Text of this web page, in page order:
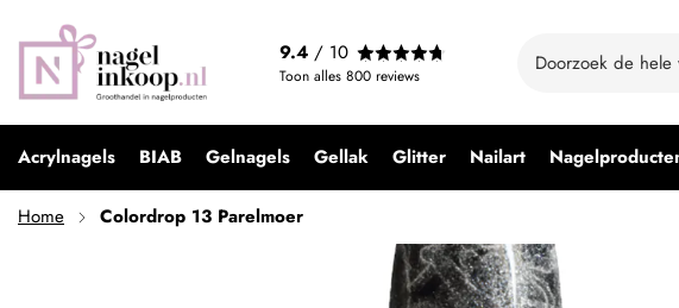
9.4 / 10
Toon alles 800 reviews
Acrylnagels BIAB Gelnagels Gellak Glitter Nailart
Home Colordrop 13 Parelmoer
€ 6,99